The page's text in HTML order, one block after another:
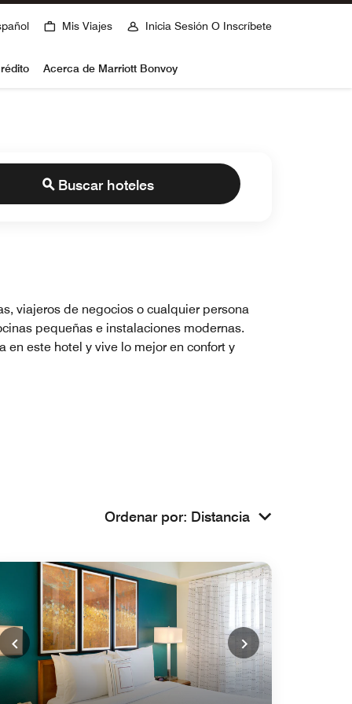
Mis Viajes Inicia Sesión O Inscríbete
Acerca de Marriott Bonvoy
Buscar hoteles
viajeros de negocios o cualquier persona
pequeñas e instalaciones modernas.
este hotel y vive lo mejor en confort y
Ordenar por: Distancia